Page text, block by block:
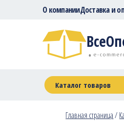
О компанииДоставка и
e-
Каталог товаров
Главная страница/